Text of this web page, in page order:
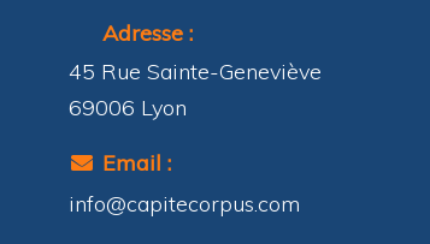
Adresse :
45 Rue Sainte-Geneviève
69006 Lyon
Email :
info@capitecorpus.com